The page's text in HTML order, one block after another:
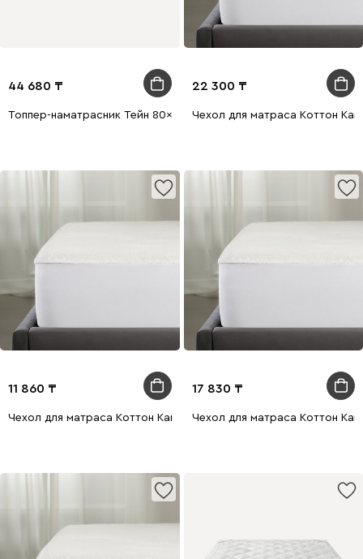
44 680
Топпер-наматрасник Тейн 80x200
22 300
Чехол для матраса Коттон
11 860
Чехол для матраса Коттон Кавер 80x200
17 830
Чехол для матраса Коттон